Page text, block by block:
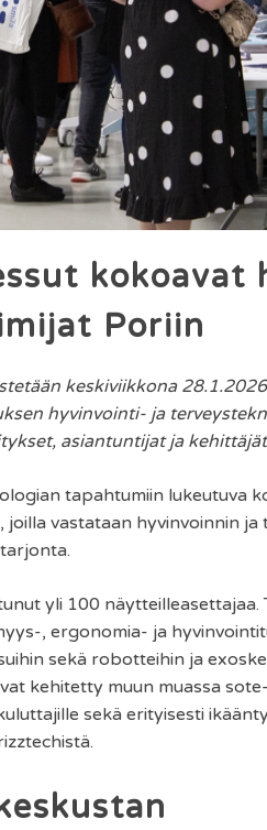
kokoavat
Poriin
keskiviikkona
hyvinvointi- ja
asiantuntijat ja
tapahtumiin lukeutuva
vastataan hyvinvoinnin ja
yli 100 näytteilleasettajaa.
, ergonomia- ja
sekä robotteihin ja
kehitetty muun muassa
sekä erityisesti